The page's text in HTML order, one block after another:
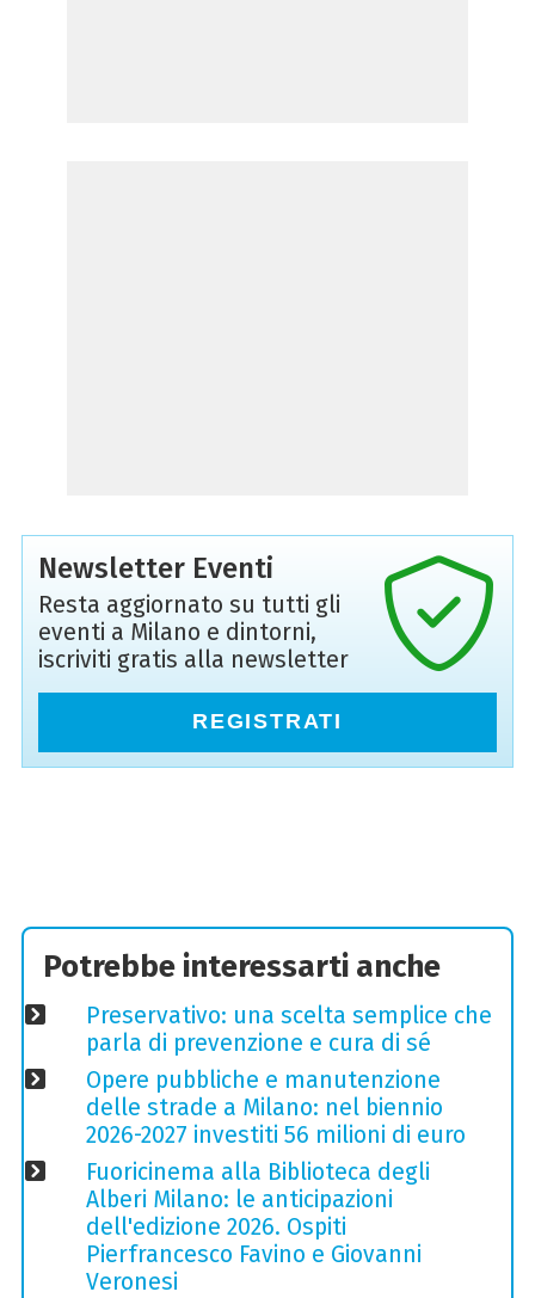
Newsletter Eventi
Resta aggiornato su tutti gli
eventi a Milano e dintorni,
iscriviti gratis alla newsletter
REGISTRATI
Potrebbe interessarti anche
Preservativo: una scelta semplice che
parla di prevenzione e cura di sé
Opere pubbliche e manutenzione
delle strade a Milano: nel biennio
2026-2027 investiti 56 milioni di euro
Fuoricinema alla Biblioteca degli
Alberi Milano: le anticipazioni
dell'edizione 2026. Ospiti
Pierfrancesco Favino e Giovanni
Veronesi